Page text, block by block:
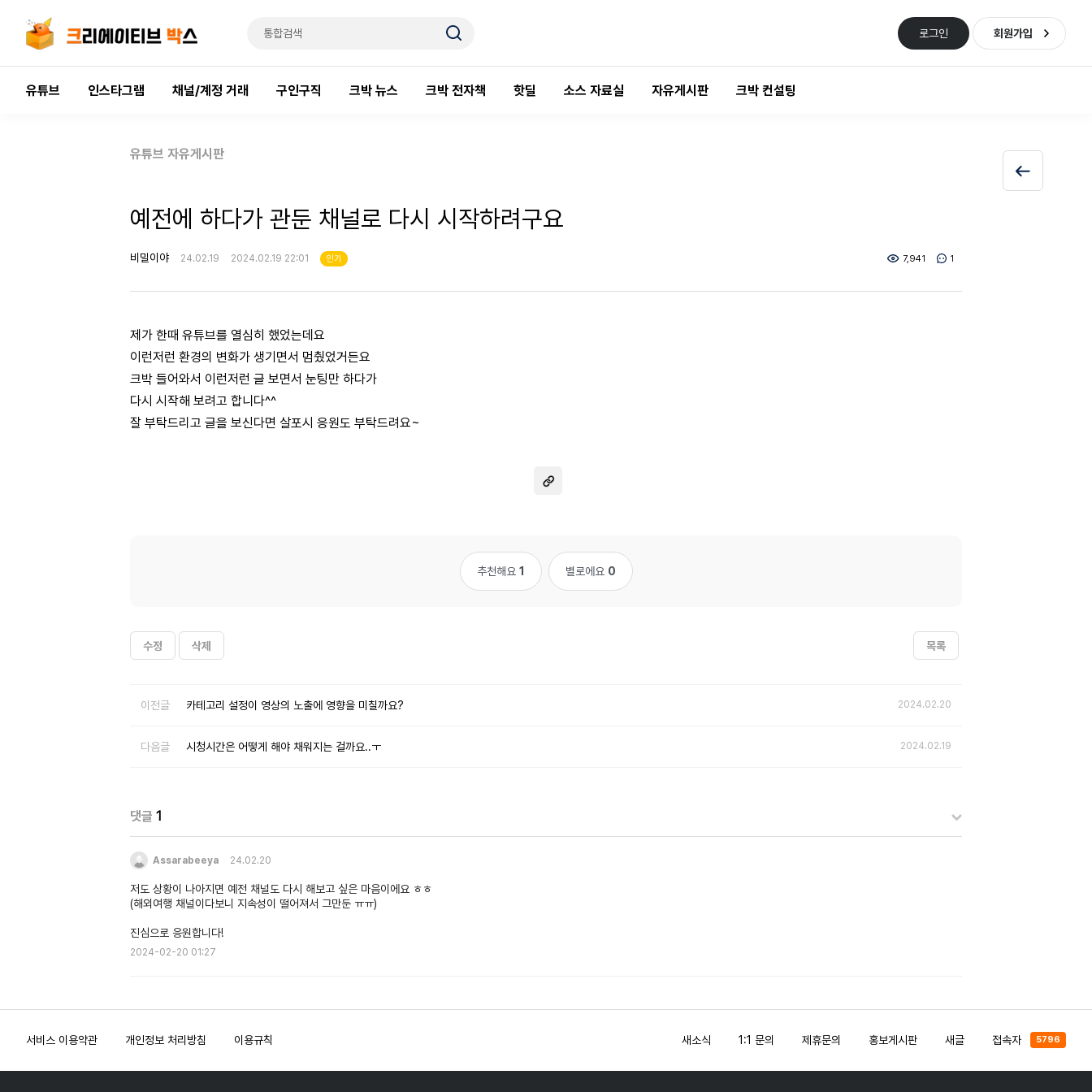
로그인 회원가입
유튜브 인스타그램 채널/계정 거래 구인구직 크박 뉴스 크박 전자책 핫딜 소스 자료실 자유게시판 크박 컨설팅
유튜브 자유게시판
예전에 하다가 관둔 채널로 다시 시작하려구요
비밀이야 24.02.19 2024.02.19 22:01 인기 7,941 1
제가 한때 유튜브를 열심히 했었는데요
이런저런 환경의 변화가 생기면서 멈췄었거든요
크박 들어와서 이런저런 글 보면서 눈팅만 하다가
다시 시작해 보려고 합니다^^
잘 부탁드리고 글을 보신다면 살포시 응원도 부탁드려요~
추천해요 1 별로에요 0
목록
수정 삭제
이전글 카테고리 설정이 영상의 노출에 영향을 미칠까요? 2024.02.20
다음글 시청시간은 어떻게 해야 채워지는 걸까요..ㅜ 2024.02.19
댓글 1
Assarabeeya 24.02.20
저도 상황이 나아지면 예전 채널도 다시 해보고 싶은 마음이에요 ㅎㅎ
(해외여행 채널이다보니 지속성이 떨어져서 그만둔 ㅠㅠ)
진심으로 응원합니다!
2024-02-20 01:27
서비스 이용약관 개인정보 처리방침 이용규칙 새소식 1:1 문의 제휴문의 홍보게시판 새글 접속자 5796